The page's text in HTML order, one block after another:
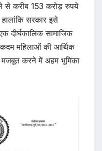
से करीब 153 करोड़ रुपये
सरकार इसे
दीर्घकालिक सामाजिक
महिलाओं की आर्थिक
मजबूत करने में अहम भूमिका